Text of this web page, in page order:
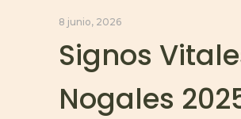
8 junio, 2026
Signos
Nogales